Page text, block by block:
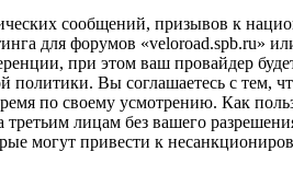
сообщений, призывов к
для форумов «veloroad.spb.ru»
при этом ваш провайдер будет
политики. Вы соглашаетесь с тем,
по своему усмотрению. Как
лицам без вашего
могут привести к